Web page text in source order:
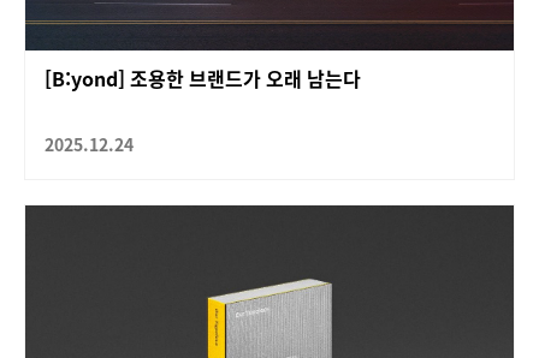
[B:yond] 조용한 브랜드가 오래 남는다
2025.12.24